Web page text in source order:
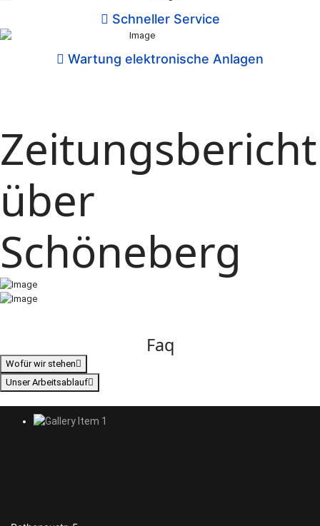
Schneller Service
Wartung elektronische Anlagen
Zeitungsbericht
über
Schöneberg
Faq
Wofür wir stehen
Unser Arbeitsablauf